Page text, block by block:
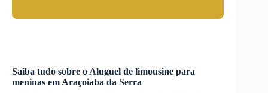
Saiba tudo sobre o Aluguel de limousine para
meninas em Araçoiaba da Serra